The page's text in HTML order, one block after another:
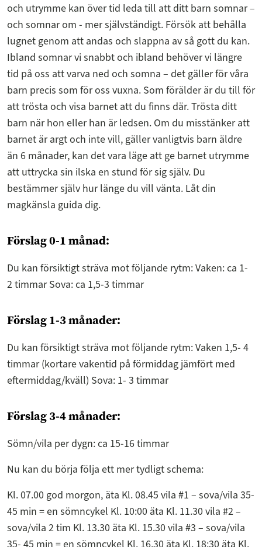
och utrymme kan över tid leda till att ditt barn somnar –
och somnar om - mer självständigt. Försök att behålla
lugnet genom att andas och slappna av så gott du kan.
Ibland somnar vi snabbt och ibland behöver vi längre
tid på oss att varva ned och somna – det gäller för våra
barn precis som för oss vuxna. Som förälder är du till för
att trösta och visa barnet att du finns där. Trösta ditt
barn när hon eller han är ledsen. Om du misstänker att
barnet är argt och inte vill, gäller vanligtvis barn äldre
än 6 månader, kan det vara läge att ge barnet utrymme
att uttrycka sin ilska en stund för sig själv. Du
bestämmer själv hur länge du vill vänta. Låt din
magkänsla guida dig.
Förslag 0-1 månad:
Du kan försiktigt sträva mot följande rytm: Vaken: ca 1-
2 timmar Sova: ca 1,5-3 timmar
Förslag 1-3 månader:
Du kan försiktigt sträva mot följande rytm: Vaken 1,5- 4
timmar (kortare vakentid på förmiddag jämfört med
eftermiddag/kväll) Sova: 1- 3 timmar
Förslag 3-4 månader:
Sömn/vila per dygn: ca 15-16 timmar
Nu kan du börja följa ett mer tydligt schema:
Kl. 07.00 god morgon, äta Kl. 08.45 vila #1 – sova/vila 35-
45 min = en sömncykel Kl. 10:00 äta Kl. 11.30 vila #2 –
sova/vila 2 tim Kl. 13.30 äta Kl. 15.30 vila #3 – sova/vila